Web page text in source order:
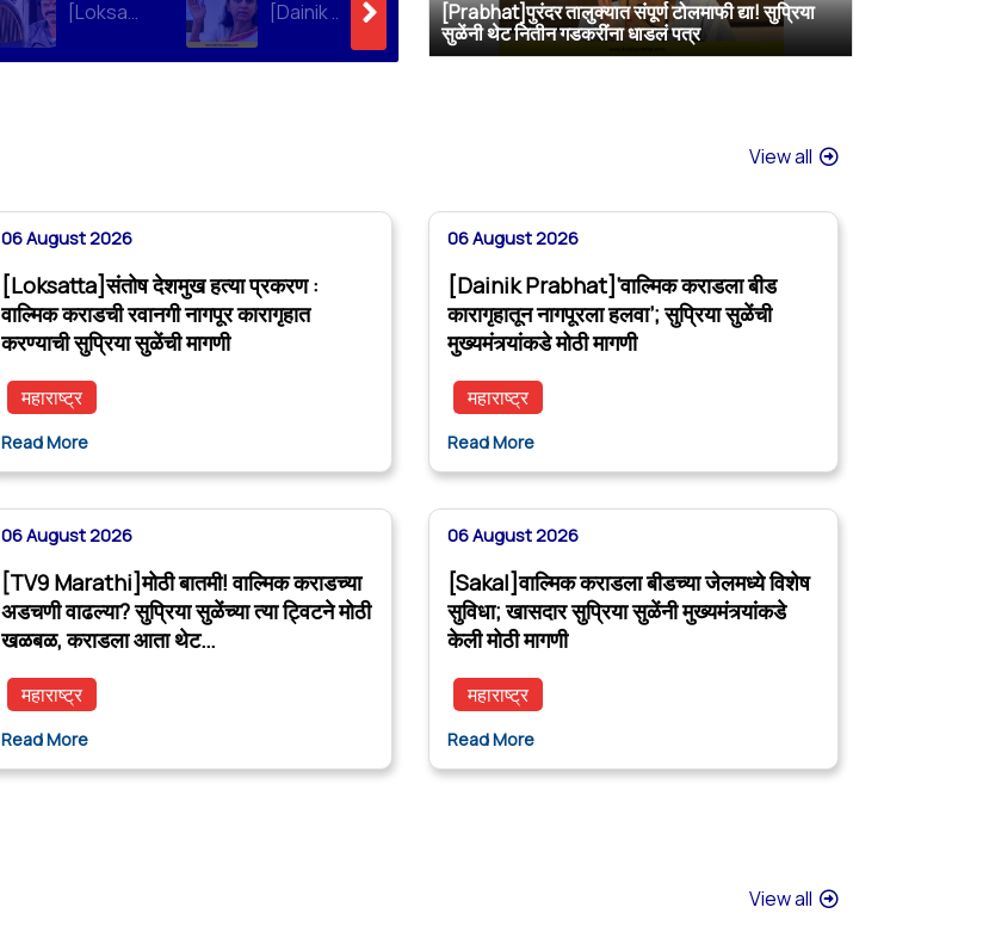
[Loksatta]संतोष देशमुख हत्या प्रकरण : वाल्मिक कराडची रवानगी नागपूर कारागृहात करण्याची सुप्रिया सुळेंची मागणी [Dainik Prabhat]‘वाल्मिक कराडला बीड कारागृहातून नागपूरला हलवा’; सुप्रिया सुळेंची मुख्यमंत्र्यांकडे मोठी मागणी [Deshonnati]वाल्मिक कराडला बीड कारागृहातून नागपूरला हलवणार? सुप्रिया सुळे यांची मुख्यमंत्र्यांकडे मोठी मागणी [TV9 Marathi]मोठी बातमी! वाल्मिक कराडच्या अडचणी वाढल्या? सुप्रिया सुळेंच्या त्या ट्विटने मोठी खळबळ, कराडला आता थेट…
[Prabhat]पुरंदर तालुक्यात संपूर्ण टोलमाफी द्या! सुप्रिया
सुळेंनी थेट नितीन गडकरींना धाडलं पत्र
View all
06 August 2026
[Loksatta]संतोष देशमुख हत्या प्रकरण :
वाल्मिक कराडची रवानगी नागपूर कारागृहात
करण्याची सुप्रिया सुळेंची मागणी
महाराष्ट्र
Read More
06 August 2026
[Dainik Prabhat]‘वाल्मिक कराडला बीड
कारागृहातून नागपूरला हलवा’; सुप्रिया सुळेंची
मुख्यमंत्र्यांकडे मोठी मागणी
महाराष्ट्र
Read More
06 August 2026
[TV9 Marathi]मोठी बातमी! वाल्मिक कराडच्या
अडचणी वाढल्या? सुप्रिया सुळेंच्या त्या ट्विटने मोठी
खळबळ, कराडला आता थेट…
महाराष्ट्र
Read More
06 August 2026
[Sakal]वाल्मिक कराडला बीडच्या जेलमध्ये विशेष
सुविधा; खासदार सुप्रिया सुळेंनी मुख्यमंत्र्यांकडे
केली मोठी मागणी
महाराष्ट्र
Read More
View all